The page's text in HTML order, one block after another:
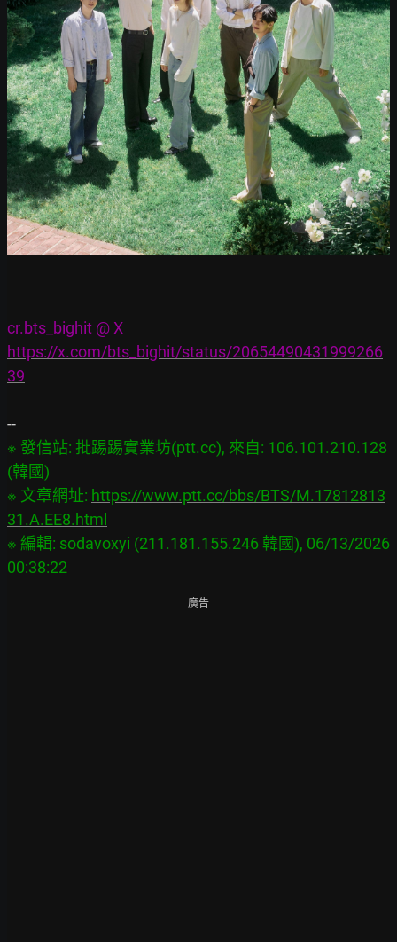
cr.bts_bighit @ X
https://x.com/bts_bighit/status/20654490431999266
39
※ 發信站: 批踢踢實業坊(ptt.cc), 來自: 106.101.210.128
(韓國)
※ 文章網址: https://www.ptt.cc/bbs/BTS/M.17812813
31.A.EE8.html
※ 編輯: sodavoxyi (211.181.155.246 韓國), 06/13/2026
廣告